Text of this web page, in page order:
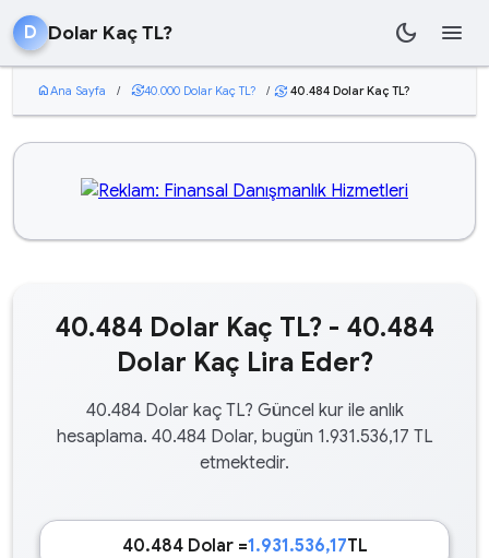
D Dolar Kaç TL? dark_mode menu
homeAna Sayfa / currency_exchange40.000 Dolar Kaç TL? / currency_exchange 40.484 Dolar Kaç TL?
40.484 Dolar Kaç TL? - 40.484
Dolar Kaç Lira Eder?
40.484 Dolar kaç TL? Güncel kur ile anlık
hesaplama. 40.484 Dolar, bugün 1.931.536,17 TL
etmektedir.
40.484 Dolar =1.931.536,17TL